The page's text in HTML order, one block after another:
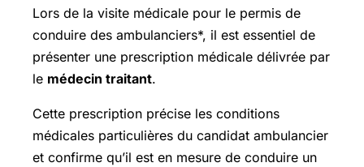
Lors de la visite médicale pour le permis de
conduire des ambulanciers*, il est essentiel de
présenter une prescription médicale délivrée par
le médecin traitant.
Cette prescription précise les conditions
médicales particulières du candidat ambulancier
et confirme qu’il est en mesure de conduire un